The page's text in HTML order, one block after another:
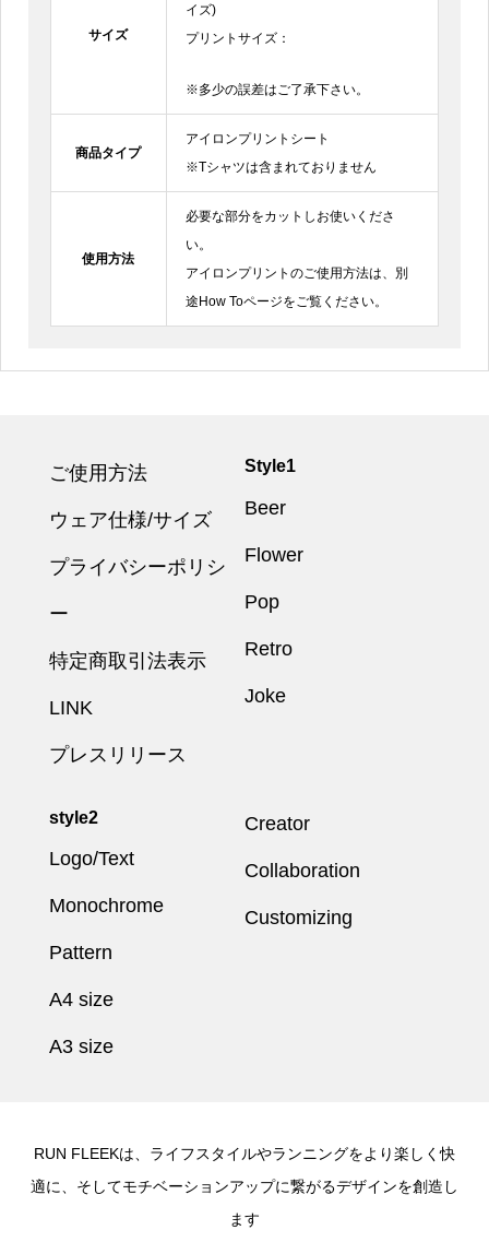
サイズ
イズ)
プリントサイズ：
※多少の誤差はご了承下さい。
商品タイプ
アイロンプリントシート
※Tシャツは含まれておりません
使用方法
必要な部分をカットしお使いくださ
い。
アイロンプリントのご使用方法は、別
途How Toページをご覧ください。
ご使用方法
ウェア仕様/サイズ
プライバシーポリシ
ー
特定商取引法表示
LINK
プレスリリース
Style1
Beer
Flower
Pop
Retro
Joke
style2
Logo/Text
Monochrome
Pattern
A4 size
A3 size
Creator
Collaboration
Customizing
RUN FLEEKは、ライフスタイルやランニングをより楽しく快
適に、そしてモチベーションアップに繋がるデザインを創造し
ます